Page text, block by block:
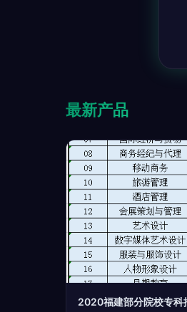
最新产品